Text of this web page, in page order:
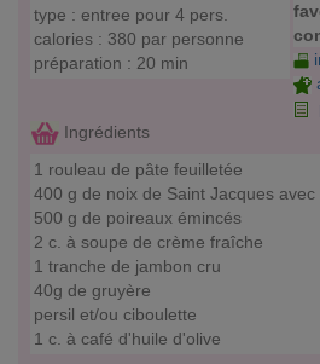
type : entree pour 4 pers.
calories : 380 par personne
préparation : 20 min
Ingrédients
1 rouleau de pâte feuilletée
400 g de noix de Saint Jacques
500 g de poireaux émincés
2 c. à soupe de crème fraîche
1 tranche de jambon cru
40g de gruyère
persil et/ou ciboulette
1 c. à café d'huile d'olive